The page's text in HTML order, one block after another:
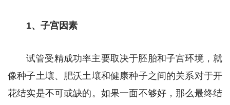
1、子宫因素
试管受精成功率主要取决于胚胎和子宫环境，就
像种子土壤、肥沃土壤和健康种子之间的关系对于开
花结实是不可或缺的。如果一面不够好，那么最终结